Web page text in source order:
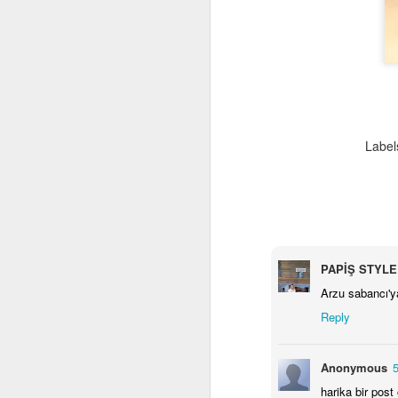
PAPİŞ STYLE
Arzu
Reply
Anonymous
harika bir post